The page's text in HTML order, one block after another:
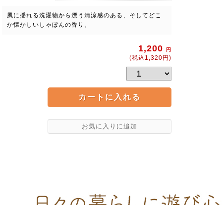
風に揺れる洗濯物から漂う清涼感のある、そしてどこ
か懐かしいしゃぼんの香り。
1,200 円
(税込1,320円)